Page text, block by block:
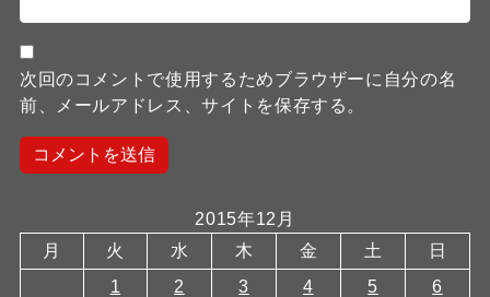
次回のコメントで使用するためブラウザーに自分の名
前、メールアドレス、サイトを保存する。
2015年12月
月
火 水 木 金 土
日
1
2 3 4 5
6